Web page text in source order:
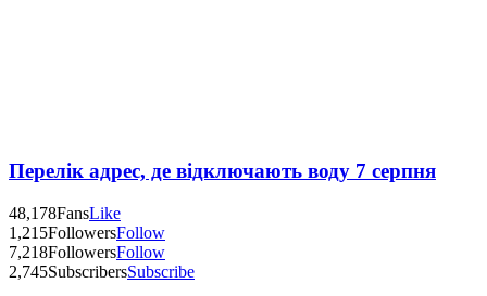
Перелік адрес, де відключають воду 7 серпня
48,178FansLike
1,215FollowersFollow
7,218FollowersFollow
2,745SubscribersSubscribe